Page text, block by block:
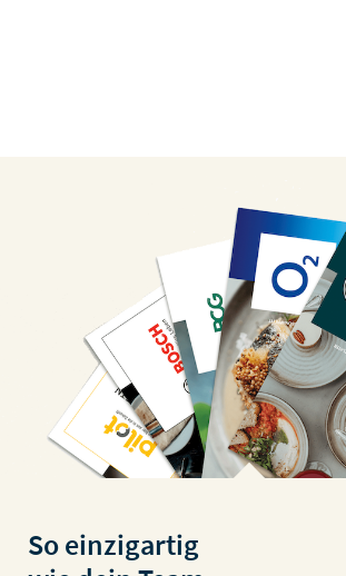
So einzigartig